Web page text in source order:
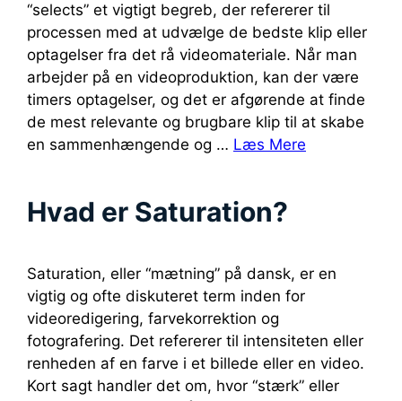
“selects” et vigtigt begreb, der refererer til
processen med at udvælge de bedste klip eller
optagelser fra det rå videomateriale. Når man
arbejder på en videoproduktion, kan der være
timers optagelser, og det er afgørende at finde
de mest relevante og brugbare klip til at skabe
en sammenhængende og … Læs Mere
Hvad er Saturation?
Saturation, eller “mætning” på dansk, er en
vigtig og ofte diskuteret term inden for
videoredigering, farvekorrektion og
fotografering. Det refererer til intensiteten eller
renheden af en farve i et billede eller en video.
Kort sagt handler det om, hvor “stærk” eller